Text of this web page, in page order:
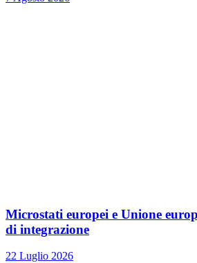
Microstati europei e Unione
di integrazione
22 Luglio 2026